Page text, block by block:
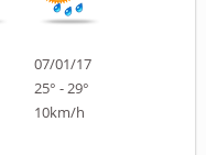
07/01/17
25° - 29°
10km/h